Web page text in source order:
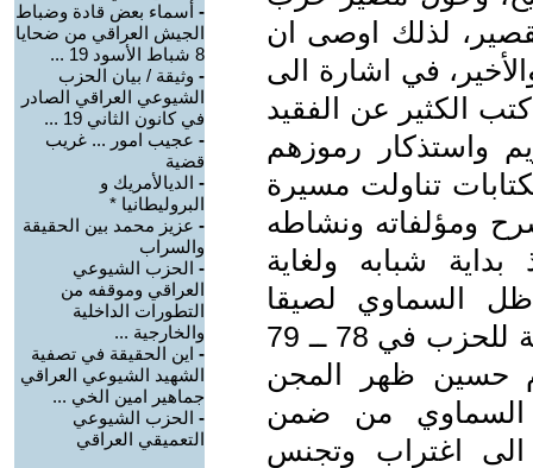
لذلك اوصى ان
في اشارة الى
الكثير عن الفقيد
واستذكار رموزهم
تناولت مسيرة
ومؤلفاته ونشاطه
شبابه ولغاية
من الحزب عام 1958، ظل السماوي لصيقا
باليسار العراقي حتى الهجرة الجماعية للحزب في 78 ــ 79
حسين ظهر المجن
السماوي من ضمن
الى اغتراب وتجنس
- أسماء بعض قادة وضباط
الجيش العراقي من ضحايا
8 شباط الأسود 19 ...
- وثيقة / بيان الحزب
الشيوعي العراقي الصادر
في كانون الثاني 19 ...
- عجيب امور ... غريب
قضية
- الديالأمريك و
البروليطانيا *
- عزيز محمد بين الحقيقة
والسراب
- الحزب الشيوعي
العراقي وموقفه من
التطورات الداخلية
والخارجية ...
- اين الحقيقة في تصفية
الشهيد الشيوعي العراقي
جماهير امين الخي ...
- الحزب الشيوعي
التعميقي العراقي